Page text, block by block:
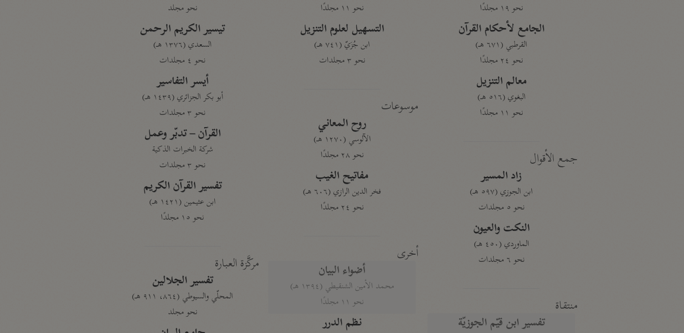
نحو ١٩ مجلدًا
الجامع لأحكام القرآن
القرطبي (٦٧١ هـ)
نحو ٢٤ مجلدًا
معالم التنزيل
البغوي (٥١٦ هـ)
نحو ١١ مجلدًا
جمع الأقوال
زاد المسير
ابن الجوزي (٥٩٧ هـ)
نحو ٥ مجلدات
النكت والعيون
الماوردي (٤٥٠ هـ)
نحو ٦ مجلدات
منتقاة
تفسير ابن قيّم الجوزيّة
نحو ١١ مجلدًا
التسهيل لعلوم التنزيل
ابن جُزَيّ (٧٤١ هـ)
نحو ٣ مجلدات
موسوعات
روح المعاني
الآلوسي (١٢٧٠ هـ)
نحو ٢٨ مجلدًا
مفاتيح الغيب
فخر الدين الرازي (٦٠٦ هـ)
نحو ٢٤ مجلدًا
أخرى
أضواء البيان
محمد الأمين الشنقيطي (١٣٩٤ هـ)
نحو ١١ مجلدًا
نظم الدرر
نحو مجلد
تيسير الكريم الرحمن
السعدي (١٣٧٦ هـ)
نحو ٤ مجلدات
أيسر التفاسير
أبو بكر الجزائري (١٤٣٩ هـ)
نحو ٣ مجلدات
القرآن – تدبّر وعمل
شركة الخبرات الذكية
نحو ٣ مجلدات
تفسير القرآن الكريم
ابن عثيمين (١٤٢١ هـ)
نحو ١٥ مجلدًا
مركَّزة العبارة
تفسير الجلالين
المحلّي والسيوطي (٨٦٤، ٩١١ هـ)
نحو مجلد